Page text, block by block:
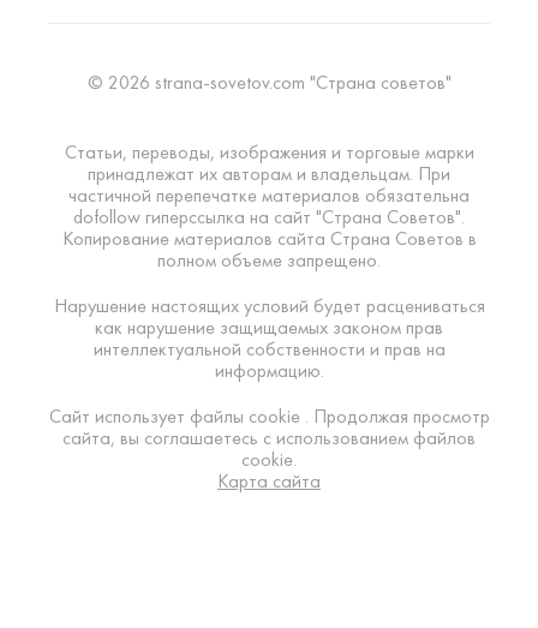
© 2026 strana-sovetov.com "Страна советов"
Статьи, переводы, изображения и торговые марки
принадлежат их авторам и владельцам. При
частичной перепечатке материалов обязательна
dofollow гиперссылка на сайт "Страна Советов".
Копирование материалов сайта Страна Советов в
полном объеме запрещено.
Нарушение настоящих условий будет расцениваться
как нарушение защищаемых законом прав
интеллектуальной собственности и прав на
информацию.
Сайт использует файлы cookie . Продолжая просмотр
сайта, вы соглашаетесь с использованием файлов
cookie.
Карта сайта